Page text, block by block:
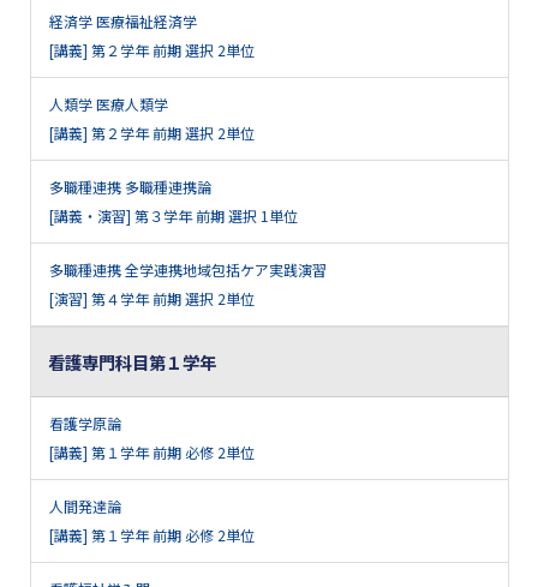
経済学 医療福祉経済学
[講義] 第２学年 前期 選択 2単位
人類学 医療人類学
[講義] 第２学年 前期 選択 2単位
多職種連携 多職種連携論
[講義・演習] 第３学年 前期 選択 1単位
多職種連携 全学連携地域包括ケア実践演習
[演習] 第４学年 前期 選択 2単位
看護専門科目第１学年
看護学原論
[講義] 第１学年 前期 必修 2単位
人間発達論
[講義] 第１学年 前期 必修 2単位